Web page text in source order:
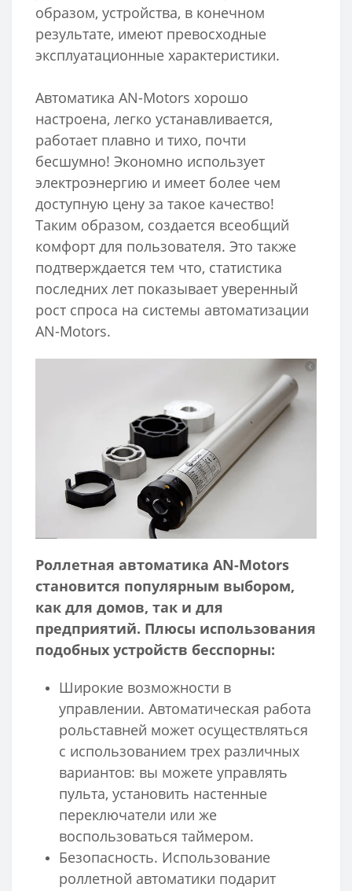
образом, устройства, в конечном
результате, имеют превосходные
эксплуатационные характеристики.
Автоматика AN-Motors хорошо
настроена, легко устанавливается,
работает плавно и тихо, почти
бесшумно! Экономно использует
электроэнергию и имеет более чем
доступную цену за такое качество!
Таким образом, создается всеобщий
комфорт для пользователя. Это также
подтверждается тем что, статистика
последних лет показывает уверенный
рост спроса на системы автоматизации
AN-Motors.
Роллетная автоматика AN-Motors
становится популярным выбором,
как для домов, так и для
предприятий. Плюсы использования
подобных устройств бесспорны:
Широкие возможности в
управлении. Автоматическая работа
рольставней может осуществляться
с использованием трех различных
вариантов: вы можете управлять
пульта, установить настенные
переключатели или же
воспользоваться таймером.
Безопасность. Использование
роллетной автоматики подарит